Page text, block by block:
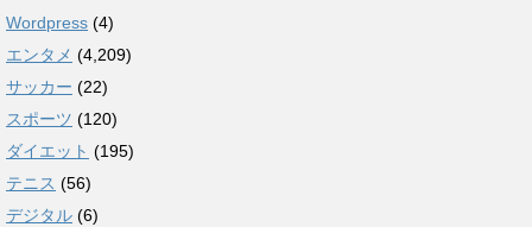
Wordpress (4)
エンタメ (4,209)
サッカー (22)
スポーツ (120)
ダイエット (195)
テニス (56)
デジタル (6)